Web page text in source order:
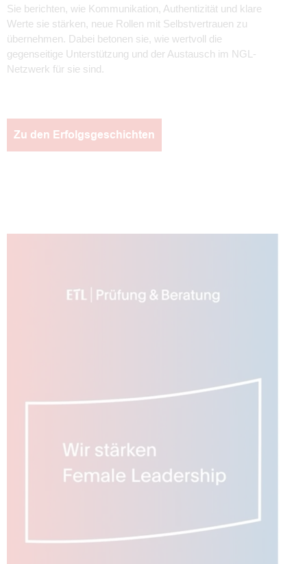
Sie berichten, wie Kommunikation, Authentizität und klare
Werte sie stärken, neue Rollen mit Selbstvertrauen zu
übernehmen. Dabei betonen sie, wie wertvoll die
gegenseitige Unterstützung und der Austausch im NGL-
Netzwerk für sie sind.
Zu den Erfolgsgeschichten